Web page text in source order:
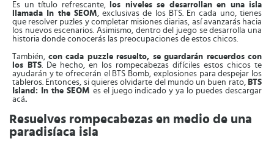
Es un título refrescante,
los niveles se desarrollan en una isla
llamada In the SEOM, exclusivas de los BTS. En cada uno, tienes
que resolver puzles y completar misiones diarias, así avanzarás hacia
los nuevos escenarios. Asimismo, dentro del juego se desarrolla una
historia donde conocerás las preocupaciones de estos chicos.
También, con cada puzzle resuelto, se guardarán recuerdos con
los BTS. De hecho, en los rompecabezas difíciles estos chicos te
ayudarán y te ofrecerán el BTS Bomb, explosiones para despejar los
tableros. Entonces, si quieres olvidarte del mundo un buen rato, BTS
Island: In the SEOM es el juego indicado y ya lo puedes descargar
acá.
Resuelves rompecabezas en medio de una
paradisíaca isla